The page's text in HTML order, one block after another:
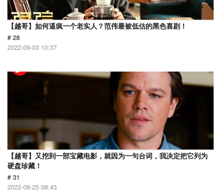
【越哥】如何逼疯一个老实人？范伟最被低估的黑色喜剧！
# 28
2022-09-03 10:37
【越哥】又挖到一部宝藏电影，就因为一句台词，我决定把它列为
硬盘珍藏！
# 31
2022-08-25 08:43